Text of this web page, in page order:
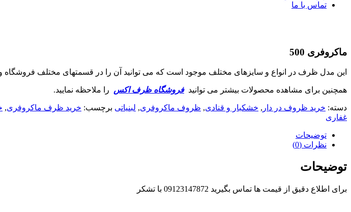
تماس با ما
ماکروفری 500
این مدل ظرف در انواع و سایزهای مختلف موجود است که می توانید آن را در قسمتهای مختلف
همچنین برای مشاهده محصولات بیشتر می توانید فروشگاه ظرف اکس را ملاحظه نمایید.
دسته: خرید ظروف در دار , خشکبار و قنادی, ظروف ماکروفری, لبنیاتی برچسب: خرید ظرف ماکروفری,
غفاری
توضیحات
نظرات (0)
توضیحات
برای اطلاع دقیق از قیمت ها تماس بگیرید 09123147872 با تشکر